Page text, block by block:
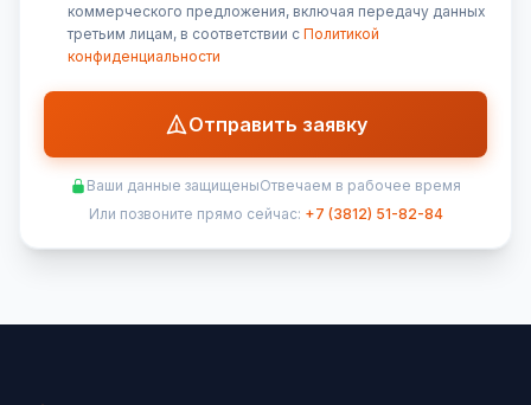
коммерческого предложения, включая передачу данных
третьим лицам, в соответствии с Политикой
конфиденциальности
Отправить заявку
Ваши данные защищеныОтвечаем в рабочее время
Или позвоните прямо сейчас: +7 (3812) 51-82-84